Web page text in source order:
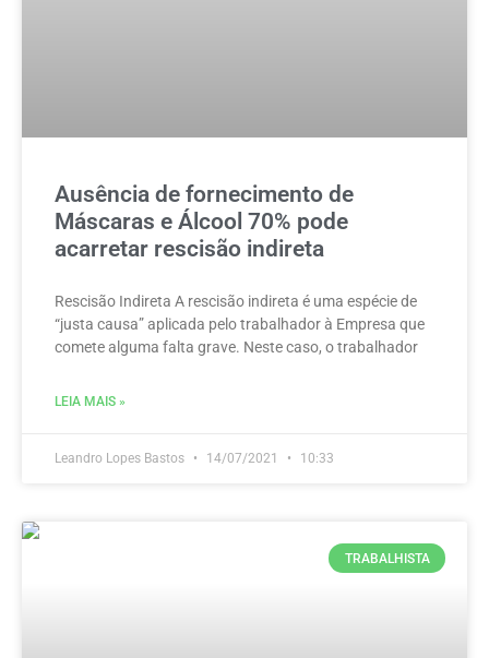
Ausência de fornecimento de
Máscaras e Álcool 70% pode
acarretar rescisão indireta
Rescisão Indireta A rescisão indireta é uma espécie de
“justa causa” aplicada pelo trabalhador à Empresa que
comete alguma falta grave. Neste caso, o trabalhador
LEIA MAIS »
Leandro Lopes Bastos 14/07/2021 10:33
TRABALHISTA